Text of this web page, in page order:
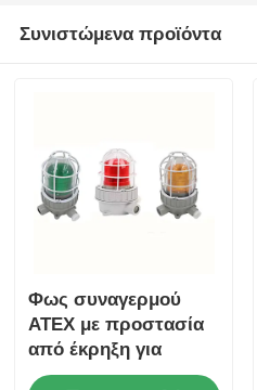
Συνιστώμενα προϊόντα
Φως συναγερμού
ATEX με προστασία
από έκρηξη για
πετρέλαιο και φυσικό